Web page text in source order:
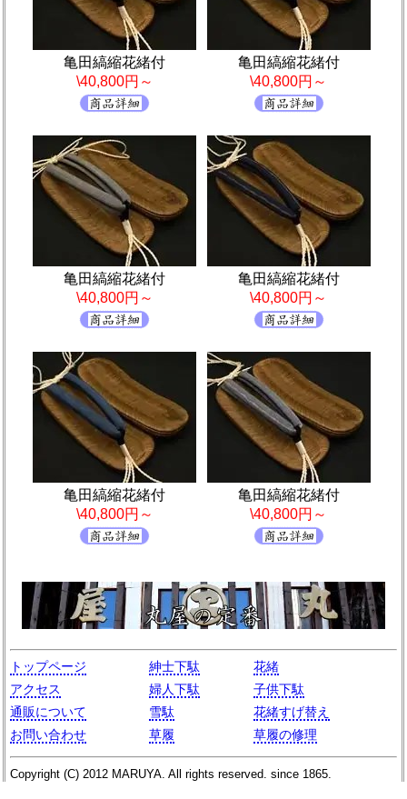
亀田縞縮花緒付
\40,800円～
亀田縞縮花緒付
\40,800円～
亀田縞縮花緒付
\40,800円～
亀田縞縮花緒付
\40,800円～
亀田縞縮花緒付
\40,800円～
亀田縞縮花緒付
\40,800円～
トップページ
アクセス
通販について
お問い合わせ
紳士下駄
婦人下駄
雪駄
草履
花緒
子供下駄
花緒すげ替え
草履の修理
Copyright (C) 2012 MARUYA . All rights reserved. since 1865.